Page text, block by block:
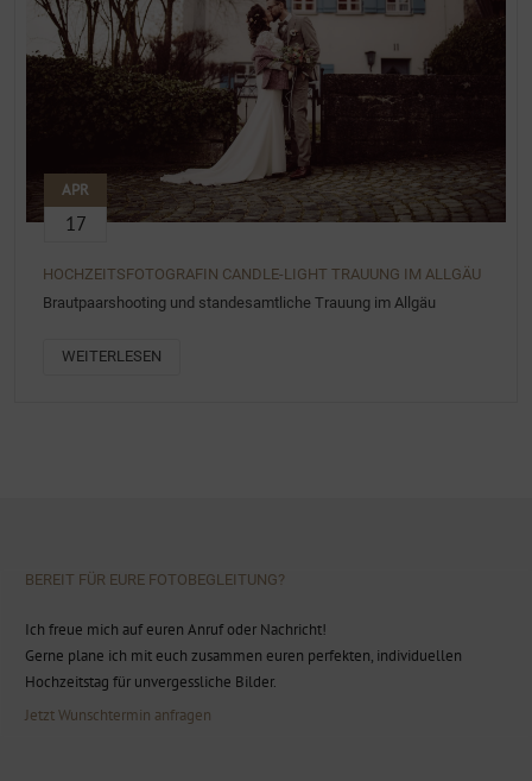
APR
17
HOCHZEITSFOTOGRAFIN CANDLE-LIGHT TRAUUNG IM ALLGÄU
Brautpaarshooting und standesamtliche Trauung im Allgäu
WEITERLESEN
BEREIT FÜR EURE FOTOBEGLEITUNG?
Ich freue mich auf euren Anruf oder Nachricht!
Gerne plane ich mit euch zusammen euren perfekten, individuellen
Hochzeitstag für unvergessliche Bilder.
Jetzt Wunschtermin anfragen